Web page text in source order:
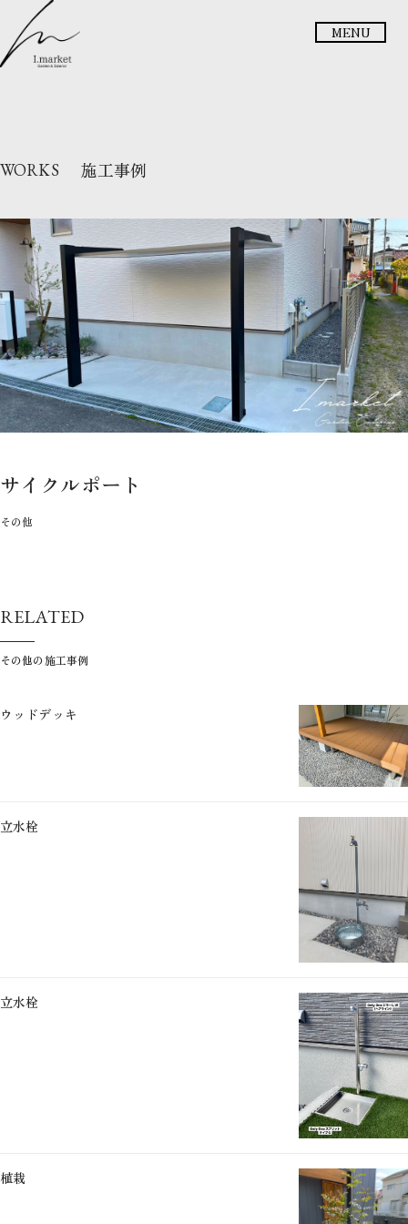
メニュー
施工事例
WORKS
サイクルポート
その他
その他の施工事例
RELATED
ウッドデッキ
立水栓
立水栓
植栽